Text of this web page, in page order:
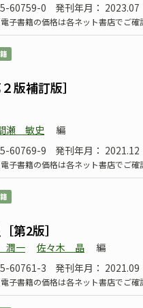
60759-0
発刊年月： 2023.07
電子書籍の価格は各ネット書店でご
版補訂版］
瀬 敏史
編
60769-9
発刊年月： 2021.12
電子書籍の価格は各ネット書店でご
第2版］
潤一 佐々木 晶
編
60761-3
発刊年月： 2021.09
電子書籍の価格は各ネット書店でご